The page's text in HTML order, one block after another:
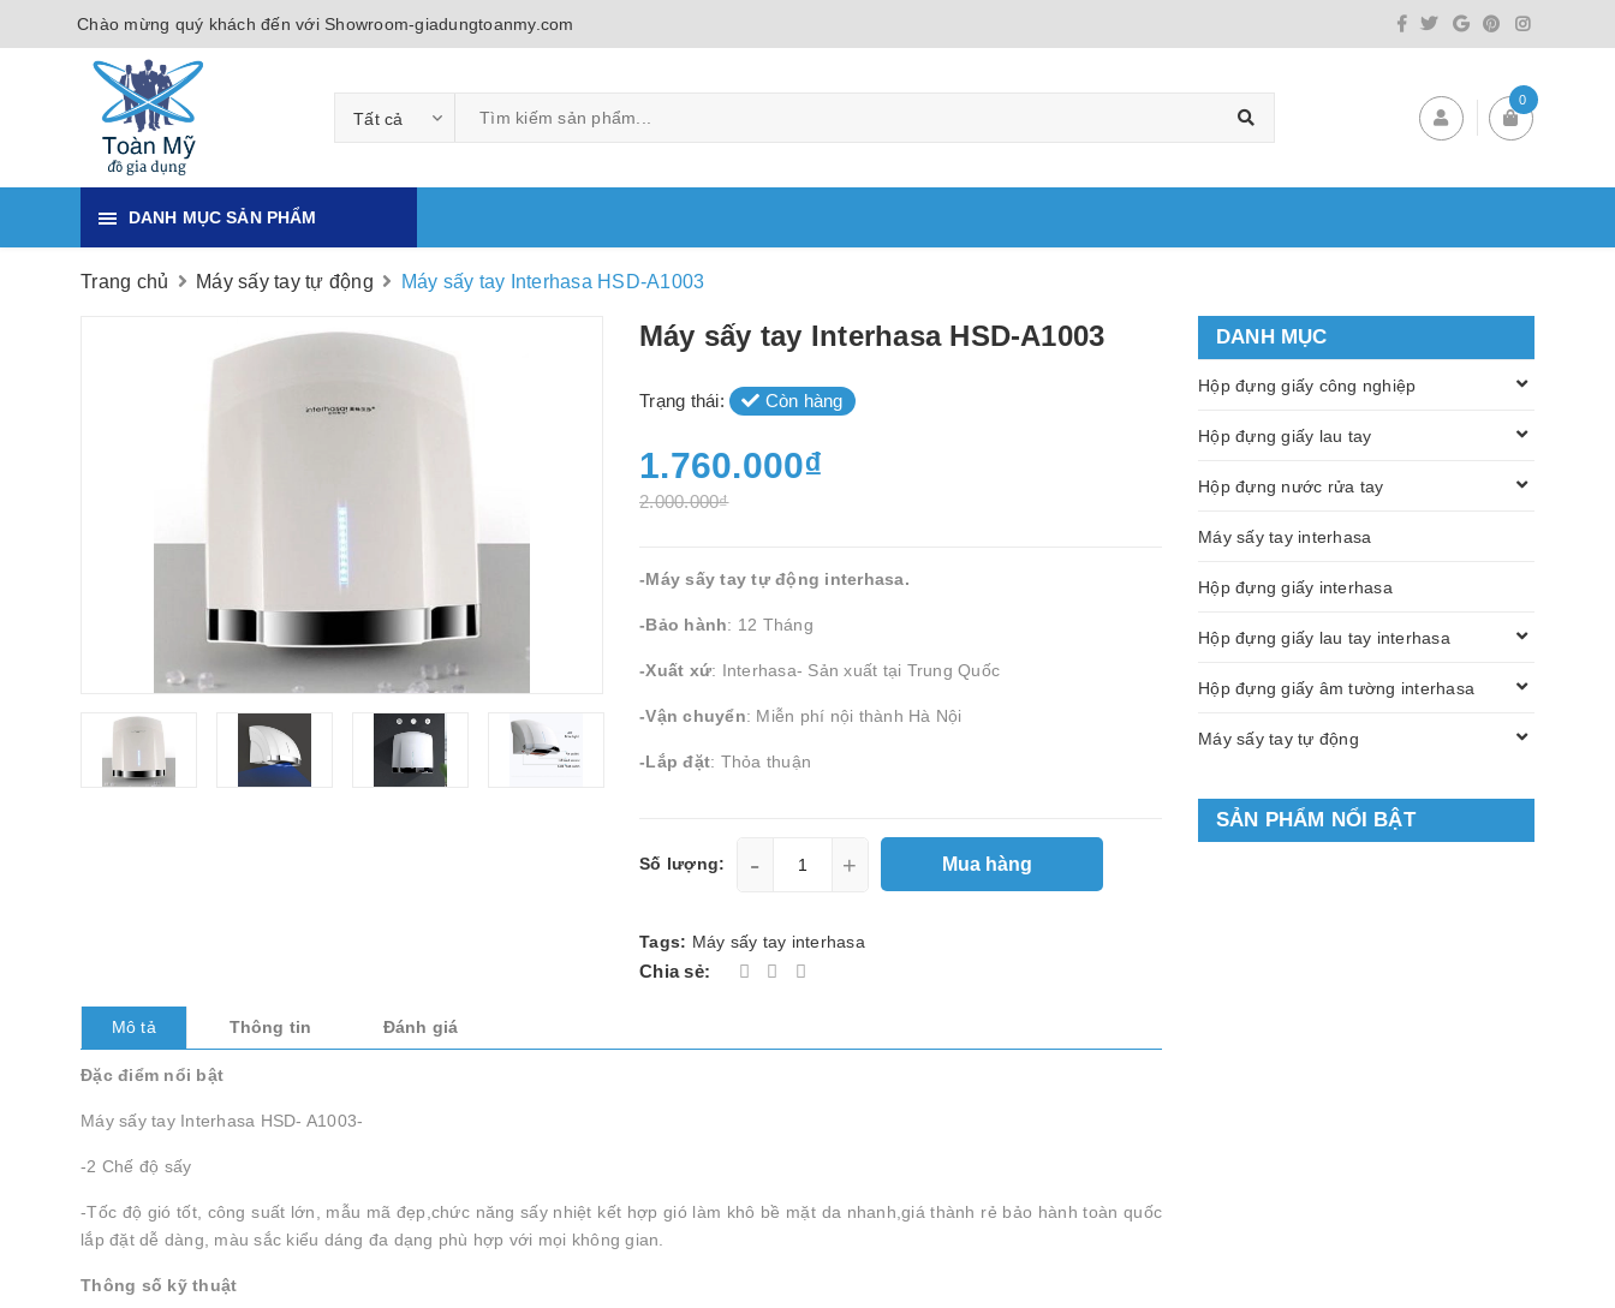
Chào mừng quý khách đến với Showroom-giadungtoanmy.com
Tất cả
0
DANH MỤC SẢN PHẨM
Trang chủ Máy sấy tay tự động Máy sấy tay Interhasa HSD-A1003
Máy sấy tay Interhasa HSD-A1003
Trạng thái: Còn hàng
1.760.000₫
2.000.000₫
-Máy sấy tay tự động interhasa.
-Bảo hành: 12 Tháng
-Xuất xứ: Interhasa- Sản xuất tại Trung Quốc
-Vận chuyển: Miễn phí nội thành Hà Nội
-Lắp đặt: Thỏa thuận
Số lượng: - + Mua hàng
Tags: Máy sấy tay interhasa
Chia sẻ:
Mô tả Thông tin Đánh giá
Đặc điểm nổi bật
Máy sấy tay Interhasa HSD- A1003-
-2 Chế độ sấy
-Tốc độ gió tốt, công suất lớn, mẫu mã đẹp,chức năng sấy nhiệt kết hợp gió làm khô bề mặt da nhanh,giá thành rẻ bảo hành toàn quốc
lắp đặt dễ dàng, màu sắc kiểu dáng đa dạng phù hợp với mọi không gian.
Thông số kỹ thuật
DANH MỤC
Hộp đựng giấy công nghiệp
Hộp đựng giấy lau tay
Hộp đựng nước rửa tay
Máy sấy tay interhasa
Hộp đựng giấy interhasa
Hộp đựng giấy lau tay interhasa
Hộp đựng giấy âm tường interhasa
Máy sấy tay tự động
SẢN PHẨM NỔI BẬT